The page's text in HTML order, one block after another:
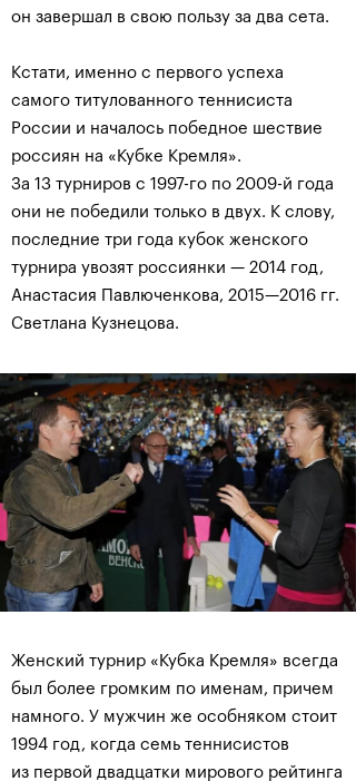
он завершал в свою пользу за два сета.
Кстати, именно с первого успеха
самого титулованного теннисиста
России и началось победное шествие
россиян на «Кубке Кремля».
За 13 турниров с 1997-го по 2009-й года
они не победили только в двух. К слову,
последние три года кубок женского
турнира увозят россиянки — 2014 год,
Анастасия Павлюченкова, 2015—2016 гг.
Светлана Кузнецова.
Женский турнир «Кубка Кремля» всегда
был более громким по именам, причем
намного. У мужчин же особняком стоит
1994 год, когда семь теннисистов
из первой двадцатки мирового рейтинга